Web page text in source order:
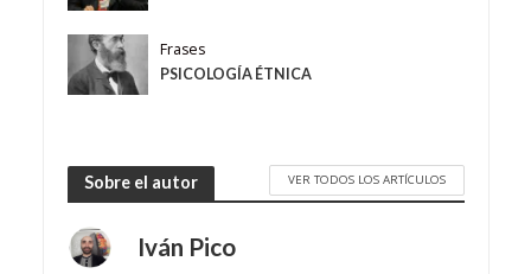
Frases
PSICOLOGÍA ÉTNICA
Sobre el autor VER TODOS LOS ARTÍCULOS
Iván Pico